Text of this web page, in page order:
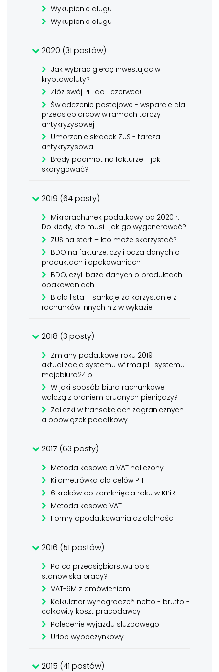
Wykupienie długu
Wykupienie długu
2020 (31 postów)
Jak wybrać giełdę inwestując w
kryptowaluty?
Złóż swój PIT do 1 czerwca!
Świadczenie postojowe - wsparcie dla
przedsiębiorców w ramach tarczy
antykryzysowej
Umorzenie składek ZUS - tarcza
antykryzysowa
Błędy podmiot na fakturze - jak
skorygować?
2019 (64 posty)
Mikrorachunek podatkowy od 2020 r.
Do kiedy, kto musi i jak go wygenerować?
ZUS na start – kto może skorzystać?
BDO na fakturze, czyli baza danych o
produktach i opakowaniach
BDO, czyli baza danych o produktach i
opakowaniach
Biała lista – sankcje za korzystanie z
rachunków innych niż w wykazie
2018 (3 posty)
Zmiany podatkowe roku 2019 -
aktualizacja systemu wfirma.pl i systemu
mojebiuro24.pl
W jaki sposób biura rachunkowe
walczą z praniem brudnych pieniędzy?
Zaliczki w transakcjach zagranicznych
a obowiązek podatkowy
2017 (63 posty)
Metoda kasowa a VAT naliczony
Kilometrówka dla celów PIT
6 kroków do zamknięcia roku w KPiR
Metoda kasowa VAT
Formy opodatkowania działalności
2016 (51 postów)
Po co przedsiębiorstwu opis
stanowiska pracy?
VAT-9M z omówieniem
Kalkulator wynagrodzeń netto - brutto -
całkowity koszt pracodawcy
Polecenie wyjazdu służbowego
Urlop wypoczynkowy
2015 (41 postów)